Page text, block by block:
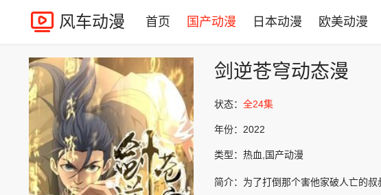
风车动漫 首页 国产动漫 日本动漫 欧美动漫
剑逆苍穹动态漫
状态： 全24集
年份： 2022
类型： 热血,国产动漫
简介： 为了打倒那个害他家破人亡的